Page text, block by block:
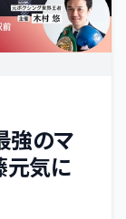
強のマ
元気に